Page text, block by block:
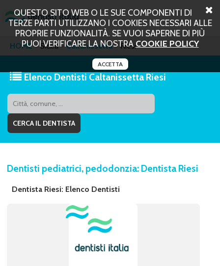
QUESTO SITO WEB O LE SUE COMPONENTI DI
TERZE PARTI UTILIZZANO I COOKIES NECESSARI ALLE
PROPRIE FUNZIONALITÀ. SE VUOI SAPERNE DI PIÙ
PUOI VERIFICARE LA NOSTRACOOKIE POLICY
ACCETTA
HOME Sicilia Caltanissetta Riesi
Elenco Dentisti Caltanissetta Riesi
Dentisti pediatrici, pedodonzia: Dentista Riesi
Dentista Riesi: Elenco Dentisti